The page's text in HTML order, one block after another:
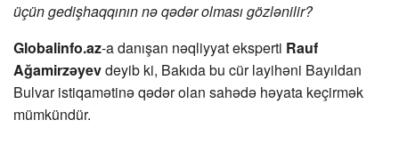
üçün gedişhaqqının nə qədər olması gözlənilir?
Globalinfo.az-a danışan nəqliyyat eksperti Rauf
Ağamirzəyevdeyib ki, Bakıda bu cür layihəni Bayıldan
Bulvar istiqamətinə qədər olan sahədə həyata keçirmək
mümkündür.